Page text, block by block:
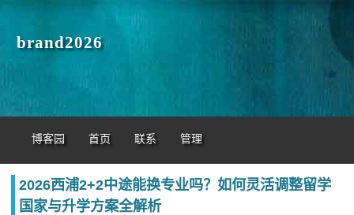
brand2026
博客园 首页 联系 管理
2026西浦2+2中途能换专业吗？如何灵活调整留学
国家与升学方案全解析